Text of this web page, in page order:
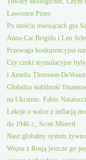
Lawrence Pines
Po sześciu miesiącach gra
Anna-Cat Brigida i Leo
Przewaga konkurencyjna
Czy czeki stymulacyjne
i Amelia Thomson-DeVeaux
Globalna stabilność
na Ukrainie, Fabio
Lekcje o walce z inflacją
do 1946 r., Scott Minerd
Nasz globalny system
Wojna z Rosją jeszcze go